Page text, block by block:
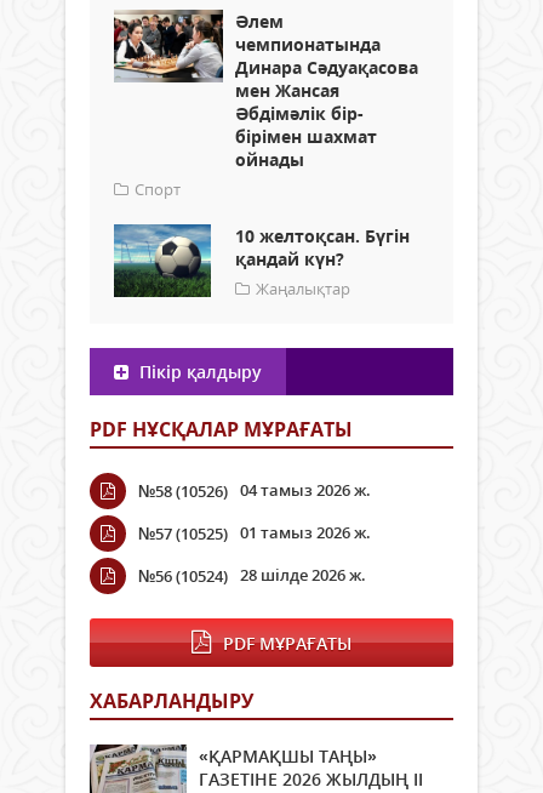
Әлем
чемпионатында
Динара Сәдуақасова
мен Жансая
Әбдімәлік бір-
бірімен шахмат
ойнады
Спорт
10 желтоқсан. Бүгін
қандай күн?
Жаңалықтар
Пікір қалдыру
PDF НҰСҚАЛАР МҰРАҒАТЫ
№58 (10526) 04 тамыз 2026 ж.
№57 (10525) 01 тамыз 2026 ж.
№56 (10524) 28 шілде 2026 ж.
PDF МҰРАҒАТЫ
ХАБАРЛАНДЫРУ
«ҚАРМАҚШЫ ТАҢЫ»
ГАЗЕТІНЕ 2026 ЖЫЛДЫҢ ІI